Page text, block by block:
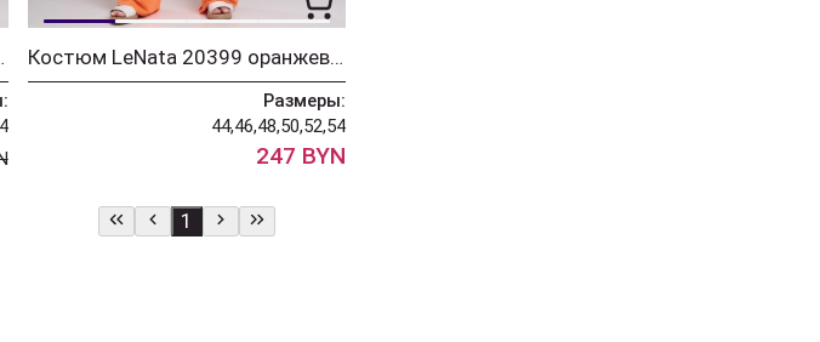
Костюм LeNata 20399 оранжевый
Размеры:
44,46,48,50,52,54
247 BYN
1